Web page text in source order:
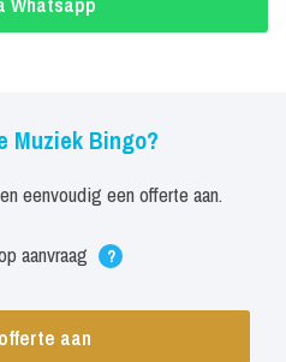
Muziek Bingo?
eenvoudig een offerte aan.
aanvraag ?
aan